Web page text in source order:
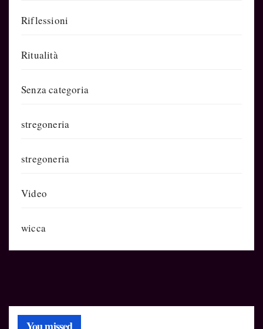
Riflessioni
Ritualità
Senza categoria
stregoneria
stregoneria
Video
wicca